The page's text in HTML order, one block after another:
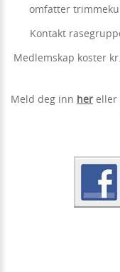
omfatter
Kontakt
Medlemskap koster
Meld deg inn her eller